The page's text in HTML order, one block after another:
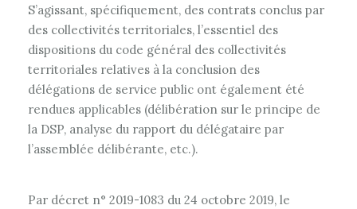
S’agissant, spécifiquement, des contrats conclus par
des collectivités territoriales, l’essentiel des
dispositions du code général des collectivités
territoriales relatives à la conclusion des
délégations de service public ont également été
rendues applicables (délibération sur le principe de
la DSP, analyse du rapport du délégataire par
l’assemblée délibérante, etc.).
Par décret n° 2019-1083 du 24 octobre 2019, le